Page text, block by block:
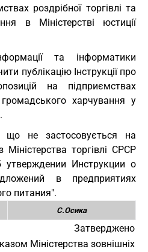
роздрібної торгівлі та
в Міністерстві юстиції
та інформатики
публікацію Інструкції про
на підприємствах
громадського харчування у
не застосовується на
Міністерства торгівлі СРСР
Инструкции о
в предприятиях
питания".
С.Осика
Затверджено
Міністерства зовнішніх